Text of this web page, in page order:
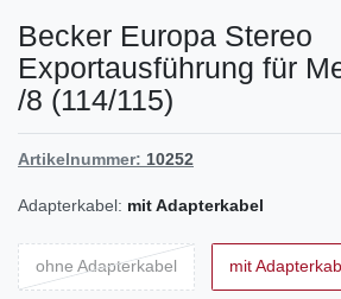
Becker Europa Stereo
Exportausführung für
/8 (114/115)
Artikelnummer: 10252
Adapterkabel: mit Adapterkabel
ohne Adapterkabel mit